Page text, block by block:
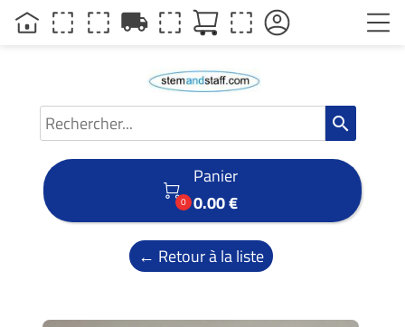
search

0
Panier
0.00 €
← Retour à la liste
local_shipping